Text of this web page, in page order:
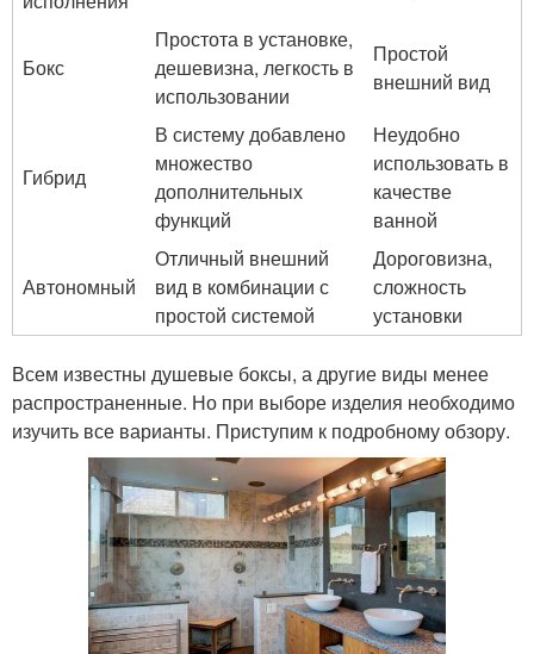
Бокс
Простота в установке,
дешевизна, легкость в
использовании
Простой
внешний вид
Гибрид
В систему добавлено
множество
дополнительных
функций
Неудобно
использовать в
качестве
ванной
Автономный
Отличный внешний
вид в комбинации с
простой системой
Дороговизна,
сложность
установки
Всем известны душевые боксы, а другие виды менее
распространенные. Но при выборе изделия необходимо
изучить все варианты. Приступим к подробному обзору.